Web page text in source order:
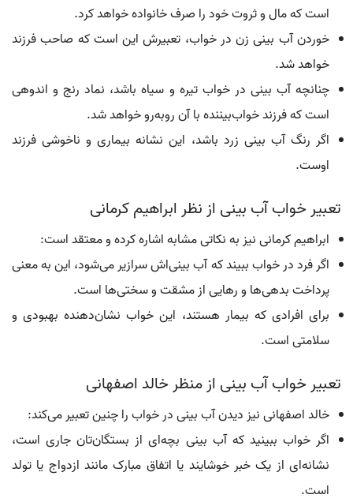
است که مال و ثروت خود را صرف خانواده خواهد کرد.
خوردن آب بینی زن در خواب، تعبیرش این است که صاحب فرزند
خواهد شد.
چنانچه آب بینی در خواب تیره و سیاه باشد، نماد رنج و اندوهی
است که فرزند خواب‌بیننده با آن روبه‌رو خواهد شد.
اگر رنگ آب بینی زرد باشد، این نشانه بیماری و ناخوشی فرزند
اوست.
تعبیر خواب آب بینی از نظر ابراهیم کرمانی
ابراهیم کرمانی نیز به نکاتی مشابه اشاره کرده و معتقد است:
اگر فرد در خواب ببیند که آب بینی‌اش سرازیر می‌شود، این به معنی
پرداخت بدهی‌ها و رهایی از مشقت و سختی‌ها است.
برای افرادی که بیمار هستند، این خواب نشان‌دهنده بهبودی و
سلامتی است.
تعبیر خواب آب بینی از منظر خالد اصفهانی
خالد اصفهانی نیز دیدن آب بینی در خواب را چنین تعبیر می‌کند:
اگر خواب ببینید که آب بینی بچه‌ای از بستگان‌تان جاری است،
نشانه‌ای از یک خبر خوشایند یا اتفاق مبارک مانند ازدواج یا تولد
است.